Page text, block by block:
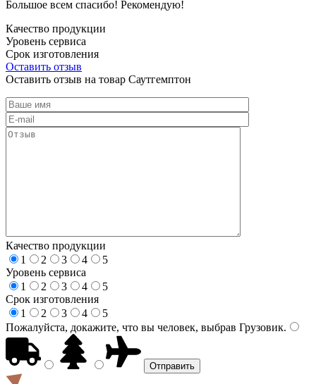
Большое всем спасибо! Рекомендую!
Качество продукции
Уровень сервиса
Срок изготовления
Оставить отзыв
Оставить отзыв на товар Саутгемптон
Качество продукции
1
2 3 4
5
Уровень сервиса
1
2 3 4
5
Срок изготовления
1
2 3 4
5
Пожалуйста, докажите, что вы человек, выбрав Грузовик.